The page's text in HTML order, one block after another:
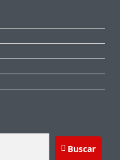
Buscar